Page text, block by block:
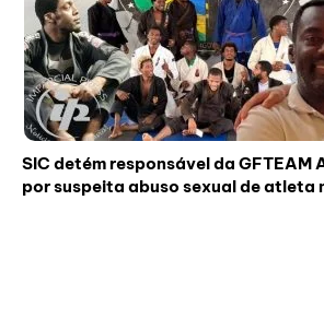
SIC detém responsável da GFTEAM
por suspeita abuso sexual de atleta